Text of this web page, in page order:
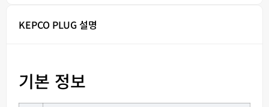
KEPCO PLUG 설명
기본 정보